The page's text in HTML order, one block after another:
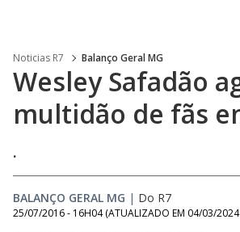
Noticias R7 Balanço Geral MG
Wesley Safadão
multidão de fãs
.
BALANÇO GERAL MG | Do R7
25/07/2016 - 16H04 (ATUALIZADO EM 04/03/